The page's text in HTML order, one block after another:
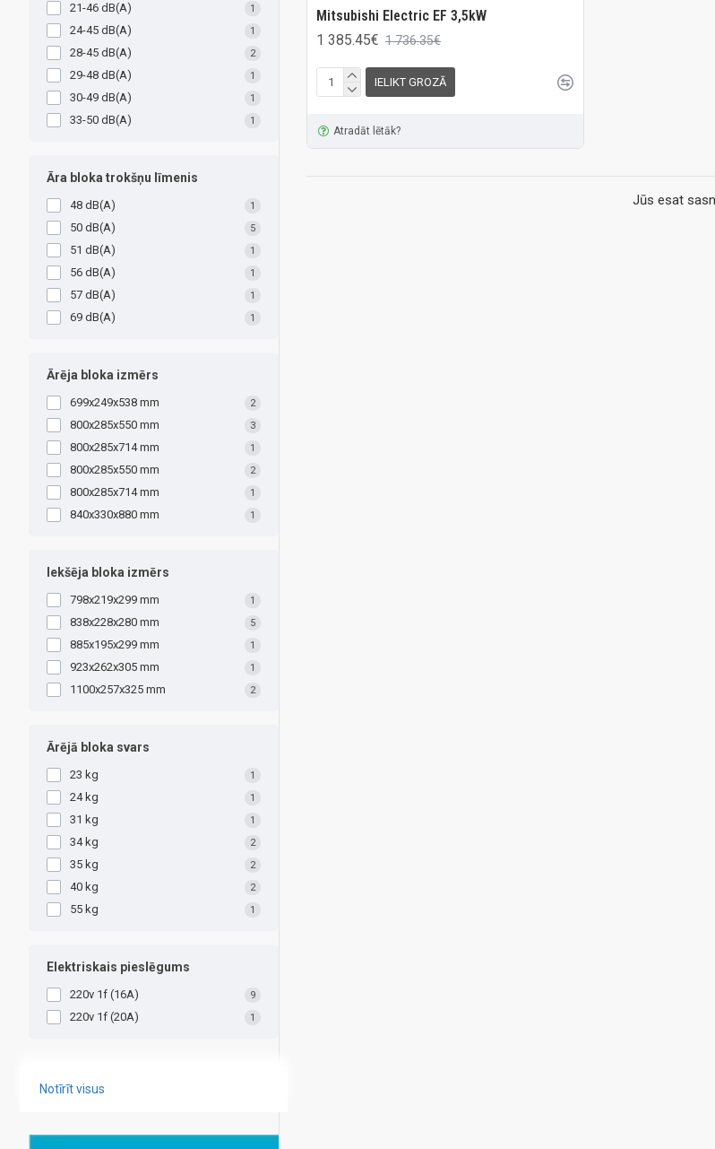
21-46 dB(A) 1
24-45 dB(A) 1
28-45 dB(A) 2
29-48 dB(A) 1
30-49 dB(A) 1
33-50 dB(A) 1
Āra bloka trokšņu līmenis
48 dB(A) 1
50 dB(A) 5
51 dB(A) 1
56 dB(A) 1
57 dB(A) 1
69 dB(A) 1
Ārēja bloka izmērs
699х249х538 mm 2
800x285x550 mm 3
800x285x714 mm 1
800х285х550 mm 2
800х285х714 mm 1
840х330х880 mm 1
Iekšēja bloka izmērs
798x219x299 mm 1
838х228х280 mm 5
885x195x299 mm 1
923х262х305 mm 1
1100x257x325 mm 2
Ārējā bloka svars
23 kg 1
24 kg 1
31 kg 1
34 kg 2
35 kg 2
40 kg 2
55 kg 1
Elektriskais pieslēgums
220v 1f (16A) 9
220v 1f (20A) 1
Notīrīt visus
Mitsubishi Electric EF 3,5kW
1 385.45€ 1 736.35€
IELIKT GROZĀ
Atradāt lētāk?
Jūs esat